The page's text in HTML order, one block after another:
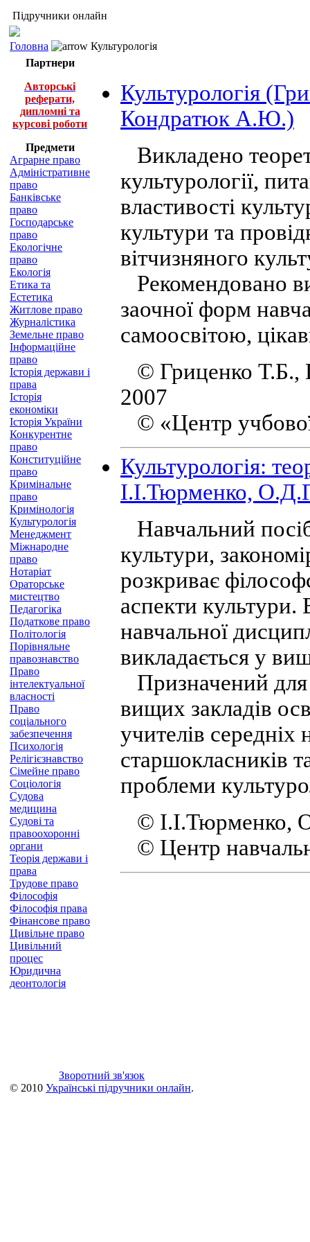
Підручники онлайн
Головна
Культурологія
Партнери
Авторські
реферати,
дипломні та
курсові роботи
Предмети
Аграрне право
Адміністративне
право
Банківське
право
Господарське
право
Екологічне
право
Екологія
Етика та
Естетика
Житлове право
Журналістика
Земельне право
Інформаційне
право
Історія держави і
права
Історія
економіки
Історія України
Конкурентне
право
Конституційне
право
Кримінальне
право
Кримінологія
Культурологія
Менеджмент
Міжнародне
право
Нотаріат
Ораторське
мистецтво
Педагогіка
Податкове право
Політологія
Порівняльне
правознавство
Право
інтелектуальної
власності
Право
соціального
забезпечення
Психологія
Релігієзнавство
Сімейне право
Соціологія
Судова
медицина
Судові та
правоохоронні
органи
Теорія держави і
права
Трудове право
Філософія
Філософія права
Фінансове право
Цивільне право
Цивільний
процес
Юридична
деонтологія
Культурологія
Кондратюк А.Ю.)
Викладено
культурології,
властивості
культури та
вітчизняного
Рекомендовано
заочної форм
самоосвітою,
© Гриценко
2007
© «Центр
Культурологія:
І.І.Тюрменко,
Навчальний
культури,
розкриває
аспекти
навчальної
викладається у
Призначений для
вищих закладів
учителів середніх
старшокласників
проблеми
© І.І.Тюрменко,
© Центр
Зворотний зв'язок
© 2010 Українські підручники онлайн.